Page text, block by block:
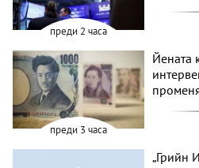
преди 2 часа
преди 3 часа
Йената
„Грийн